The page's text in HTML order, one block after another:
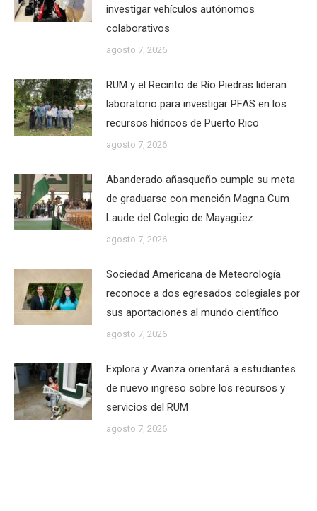
investigar vehículos autónomos
colaborativos
agosto 7, 2026
RUM y el Recinto de Río Piedras lideran
laboratorio para investigar PFAS en los
recursos hídricos de Puerto Rico
agosto 7, 2026
Abanderado añasqueño cumple su meta
de graduarse con mención Magna Cum
Laude del Colegio de Mayagüez
agosto 7, 2026
Sociedad Americana de Meteorología
reconoce a dos egresados colegiales por
sus aportaciones al mundo científico
agosto 7, 2026
Explora y Avanza orientará a estudiantes
de nuevo ingreso sobre los recursos y
servicios del RUM
agosto 7, 2026